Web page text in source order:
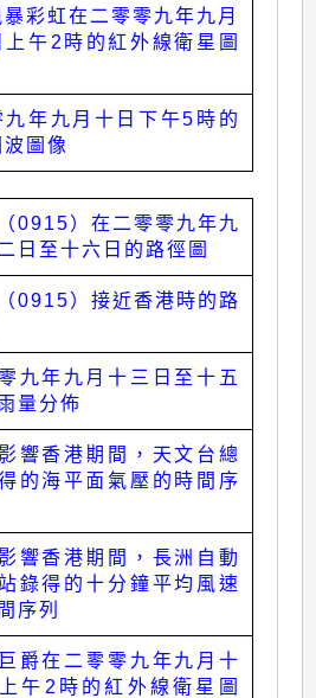
彩虹在二零零九年九月
上午2時的紅外線衛星圖
九年九月十日下午5時的
圖像
0915）在二零零九年九
日至十六日的路徑圖
0915）接近香港時的路
九年九月十三日至十五
量分佈
響香港期間，天文台總
的海平面氣壓的時間序
響香港期間，長洲自動
錄得的十分鐘平均風速
序列
爵在二零零九年九月十
午2時的紅外線衛星圖